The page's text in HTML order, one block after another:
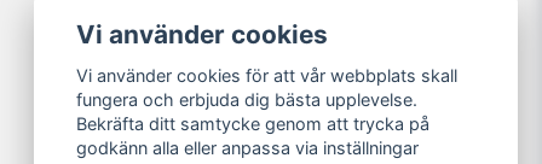
Vi använder cookies
Vi använder cookies för att vår webbplats skall
fungera och erbjuda dig bästa upplevelse.
Bekräfta ditt samtycke genom att trycka på
godkänn alla eller anpassa via inställningar